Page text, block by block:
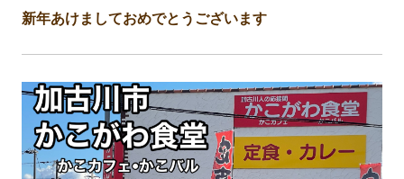
新年あけましておめでとうございます